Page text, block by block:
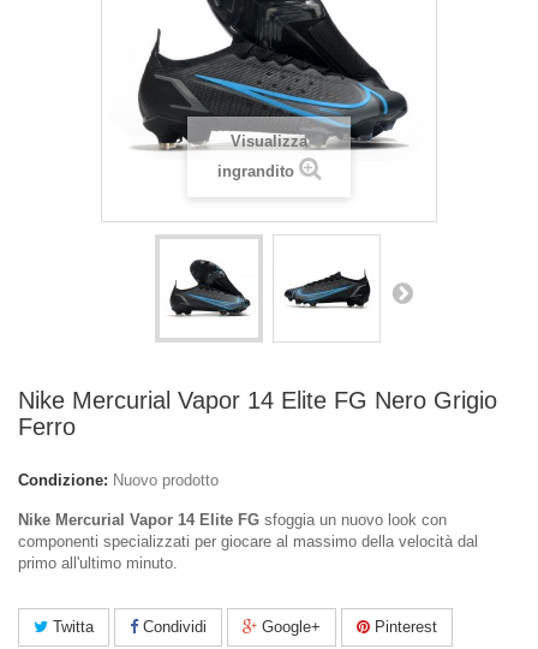
Visualizza
ingrandito
Nike Mercurial Vapor 14 Elite FG Nero Grigio
Ferro
Condizione: Nuovo prodotto
Nike Mercurial Vapor 14 Elite FG sfoggia un nuovo look con
componenti specializzati per giocare al massimo della velocità dal
primo all'ultimo minuto.
Twitta Condividi Google+ Pinterest